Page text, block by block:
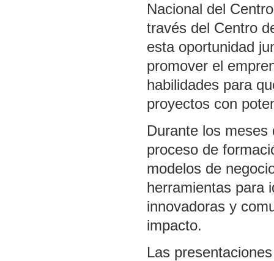
Nacional del
través del Centro
esta oportunidad
promover el
habilidades para
proyectos con
Durante los
proceso de
modelos de
herramientas para
innovadoras y
impacto.
Las